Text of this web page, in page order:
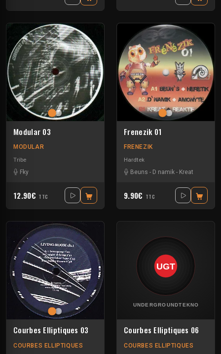
Modular 03
MODULAR
Tribe
Fky
12.90€ TTC
Frenezik 01
FRENEZIK
Hardtek
Beuns - D namik - Kreat
9.90€ TTC
Courbes Elliptiques 03
COURBES ELLIPTIQUES
Courbes Elliptiques 06
COURBES ELLIPTIQUES